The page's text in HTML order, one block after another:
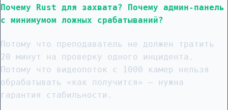
Почему Rust для захвата? Почему админ-панель
с минимумом ложных срабатываний?
Потому что преподаватель не должен тратить
20 минут на проверку одного инцидента.
Потому что видеопоток с 1000 камер нельзя
обрабатывать «как получится» — нужна
гарантия стабильности.